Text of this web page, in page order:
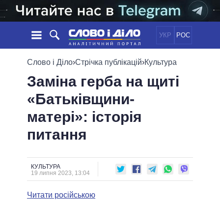
УКР РОС
НОВИНИ
СТРІЧКА
ПОДІЇ
СТАТТІ
ОГЛЯДИ
ДАЙДЖЕСТИ
ПОЛІТИКА
ЕКОНОМІКА
СУСПІЛЬСТВО
СВІТ
ОБIЦЯНКИ
ПОЛIТИКИ
УСІ ПОЛІТИКИ
ПРЕЗИДЕНТ І ОФІС
ВЕРХОВНА РАДА
КАБІНЕТ МІНІСТРІВ
МЕРИ МІСТ
ІНФОГРАФІКА
ПІДТРИМАТИ
ПОРІВНЯННЯ ПОЛІТИКІВ
Слово і Діло›Стрічка публікацій›Культура
Заміна герба на щиті
«Батьківщини-
матері»: історія
питання
КУЛЬТУРА
19 липня 2023, 13:04
Читати російською